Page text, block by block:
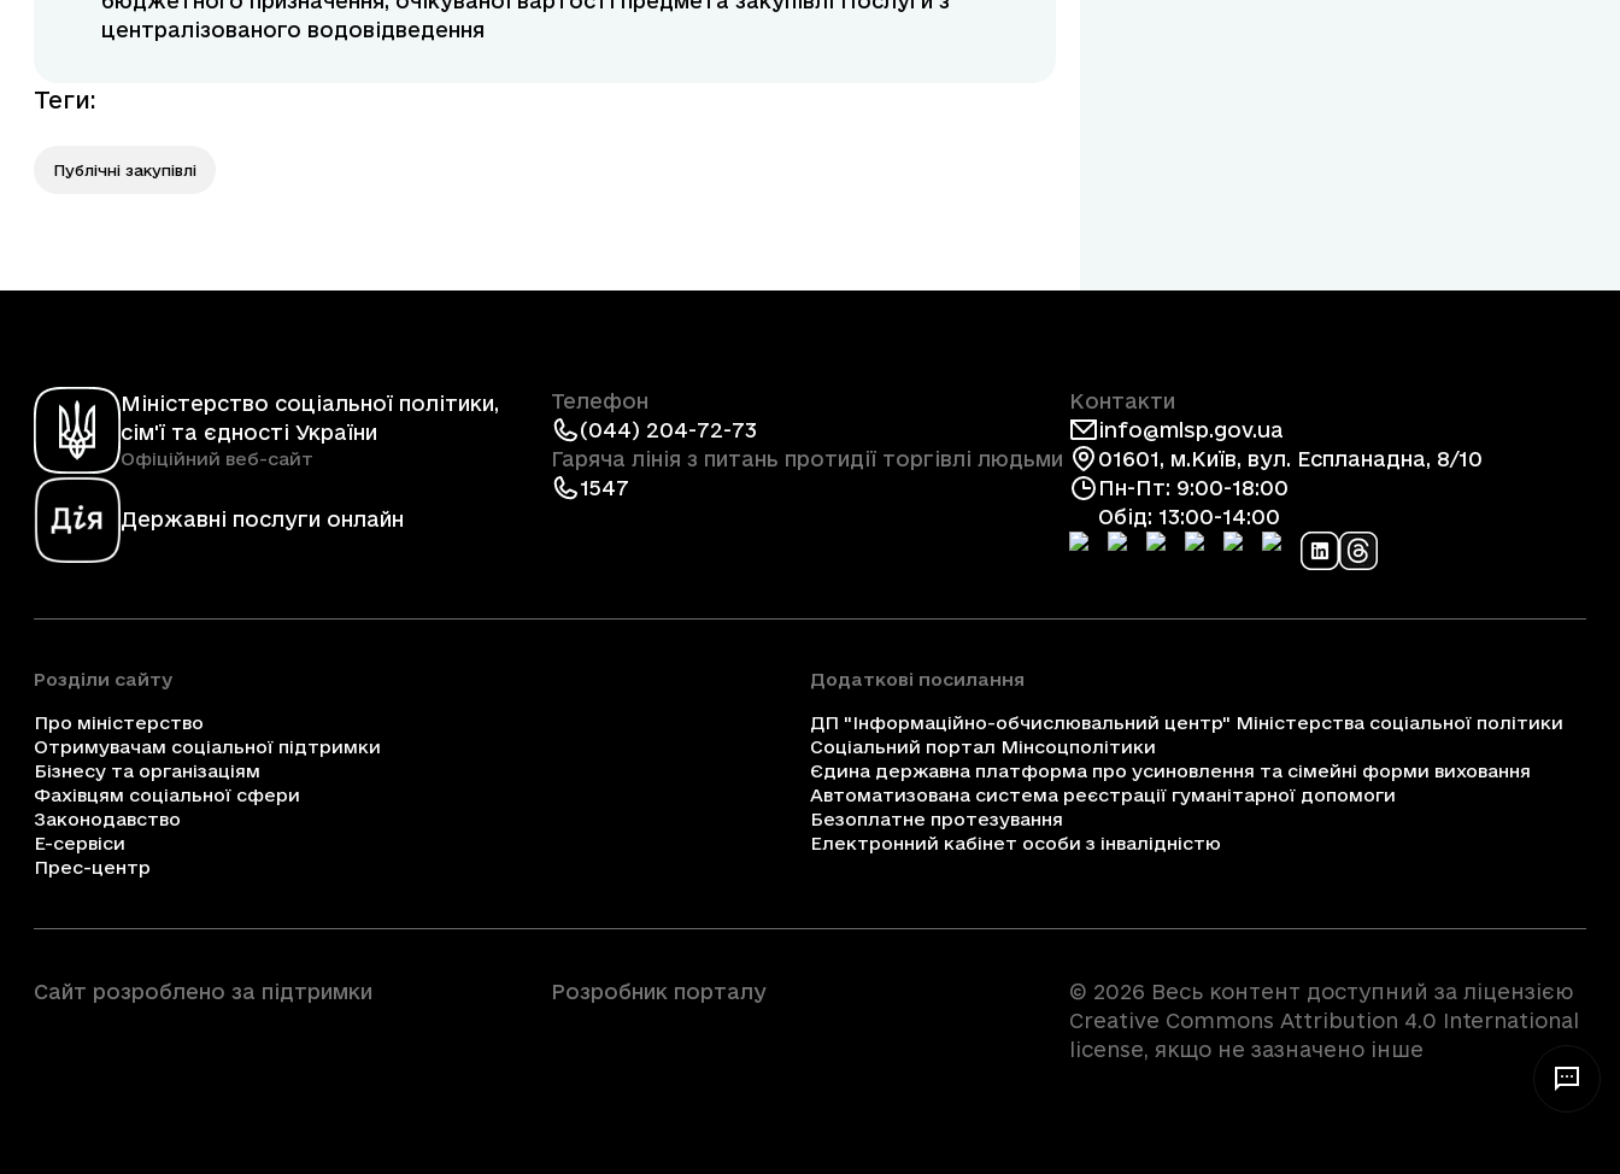
централізованого водовідведення
Теги:
Публічні закупівлі
Міністерство соціальної політики,
сім'ї та єдності України
Офіційний веб-сайт
Державні послуги онлайн
Телефон
(044) 204-72-73
Гаряча лінія з питань протидії торгівлі людьми
1547
Контакти
info@mlsp.gov.ua
01601, м.Київ, вул. Еспланадна, 8/10
Пн-Пт: 9:00-18:00
Обід: 13:00-14:00
Розділи сайту
Про міністерство
Отримувачам соціальної підтримки
Бізнесу та організаціям
Фахівцям соціальної сфери
Законодавство
Е-сервіси
Прес-центр
Додаткові посилання
ДП "Інформаційно-обчислювальний центр" Міністерства соціальної політики
Соціальний портал Мінсоцполітики
Єдина державна платформа про усиновлення та сімейні форми виховання
Автоматизована система реєстрації гуманітарної допомоги
Безоплатне протезування
Електронний кабінет особи з інвалідністю
Сайт розроблено за підтримки Розробник порталу
© 2026 Весь контент доступний за ліцензією
Creative Commons Attribution 4.0 International
license, якщо не зазначено інше